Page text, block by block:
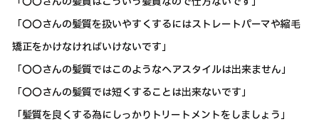
「〇〇さんの髪質を扱いやすくするにはストレートパーマや縮毛
矯正をかけなければいけないです」
「〇〇さんの髪質ではこのようなヘアスタイルは出来ません」
「〇〇さんの髪質では短くすることは出来ないです」
「髪質を良くする為にしっかりトリートメントをしましょう」